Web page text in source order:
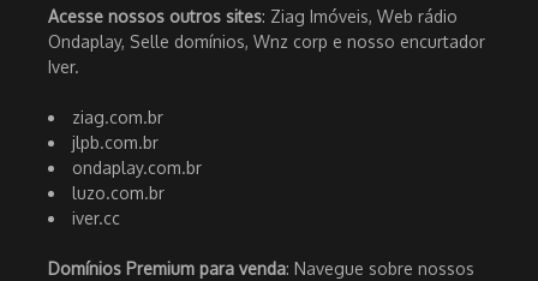
Acesse nossos outros sites: Ziag Imóveis, Web rádio
Ondaplay, Selle domínios, Wnz corp e nosso encurtador
Iver.
ziag.com.br
jlpb.com.br
ondaplay.com.br
luzo.com.br
iver.cc
Domínios Premium para venda: Navegue sobre nossos